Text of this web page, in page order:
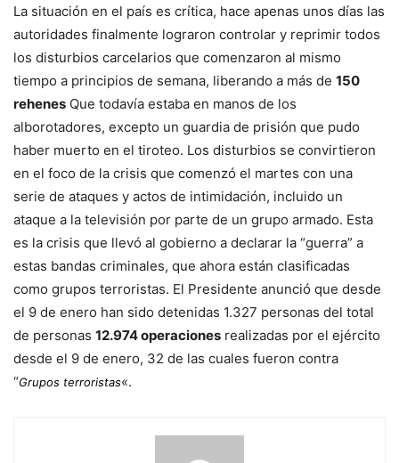
La situación en el país es crítica, hace apenas unos días las
autoridades finalmente lograron controlar y reprimir todos
los disturbios carcelarios que comenzaron al mismo
tiempo a principios de semana, liberando a más de 150
rehenes Que todavía estaba en manos de los
alborotadores, excepto un guardia de prisión que pudo
haber muerto en el tiroteo. Los disturbios se convirtieron
en el foco de la crisis que comenzó el martes con una
serie de ataques y actos de intimidación, incluido un
ataque a la televisión por parte de un grupo armado. Esta
es la crisis que llevó al gobierno a declarar la “guerra” a
estas bandas criminales, que ahora están clasificadas
como grupos terroristas. El Presidente anunció que desde
el 9 de enero han sido detenidas 1.327 personas del total
de personas 12.974 operaciones realizadas por el ejército
desde el 9 de enero, 32 de las cuales fueron contra
“Grupos terroristas«.